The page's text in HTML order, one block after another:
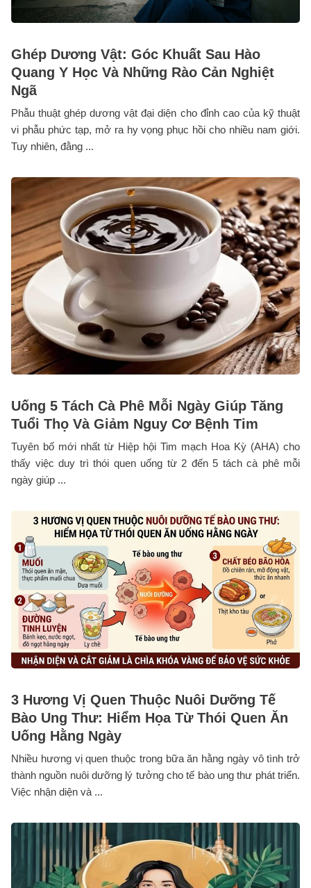
Ghép Dương Vật: Góc Khuất Sau Hào
Quang Y Học Và Những Rào Cản Nghiệt
Ngã
Phẫu thuật ghép dương vật đại diện cho đỉnh cao của kỹ thuật
vi phẫu phức tạp, mở ra hy vọng phục hồi cho nhiều nam giới.
Tuy nhiên, đằng ...
Uống 5 Tách Cà Phê Mỗi Ngày Giúp Tăng
Tuổi Thọ Và Giảm Nguy Cơ Bệnh Tim
Tuyên bố mới nhất từ Hiệp hội Tim mạch Hoa Kỳ (AHA) cho
thấy việc duy trì thói quen uống từ 2 đến 5 tách cà phê mỗi
ngày giúp ...
3 Hương Vị Quen Thuộc Nuôi Dưỡng Tế
Bào Ung Thư: Hiểm Họa Từ Thói Quen Ăn
Uống Hằng Ngày
Nhiều hương vị quen thuộc trong bữa ăn hằng ngày vô tình trở
thành nguồn nuôi dưỡng lý tưởng cho tế bào ung thư phát triển.
Việc nhận diện và ...